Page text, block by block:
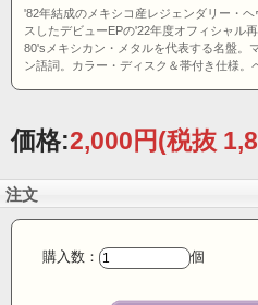
'82年結成のメキシコ産レジェンダリー・
スしたデビューEPの'22年度オフィシャル
80'sメキシカン・メタルを代表する名盤。
ン語詞。カラー・ディスク＆帯付き仕様。
価格:2,000円(税抜
注文
購入数： 個